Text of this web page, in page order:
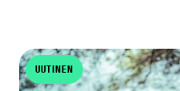
UUTINEN